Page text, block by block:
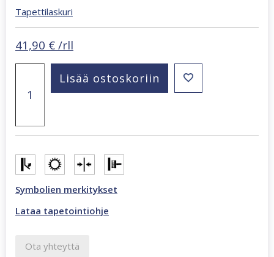
Tapettilaskuri
41,90 € /rll
roosa
määrä
Lisää ostoskoriin
Symbolien merkitykset
Lataa tapetointiohje
Ota yhteyttä